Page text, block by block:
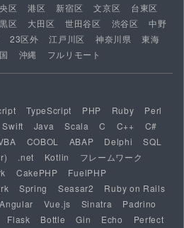
区 港区 新宿区 文京区
台東区
区 大田区 世田谷区 渋谷区
中野
23区外 江戸川区 神奈川県
東海
沖縄 フルリモート
TypeScript PHP Ruby
Perl
Swift Java Scala C C++
C#
COBOL ABAP Delphi
SQL
.net Kotlin
フレームワーク
CakePHP
FuelPHP
Spring Seasar2
Ruby on Rails
Angular Vue.js Sinatra
Padrino
Flask Bottle Gin Echo
Perfect